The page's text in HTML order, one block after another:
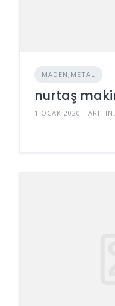
MADEN,METAL
nurtaş
1 OCAK 2020